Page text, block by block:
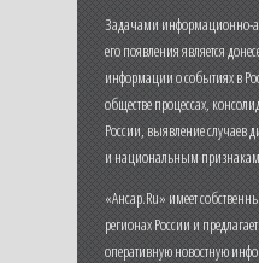
Задачами информационно-
его появления является
информации о событиях в
обществе процессах,
России, выявление
и национальным
«Ансар.Ru» имеет
регионах России и
оперативную новостную